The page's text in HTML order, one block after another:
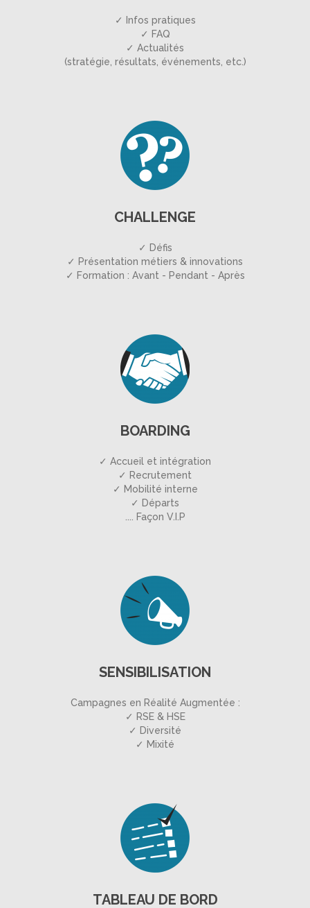
✓ Infos pratiques
✓ FAQ
✓ Actualités
(stratégie, résultats, événements, etc.)
CHALLENGE
✓ Défis
✓ Présentation métiers & innovations
✓ Formation : Avant - Pendant - Après
BOARDING
✓ Accueil et intégration
✓ Recrutement
✓ Mobilité interne
✓ Départs
.... Façon V.I.P
SENSIBILISATION
Campagnes en Réalité Augmentée :
✓ RSE & HSE
✓ Diversité
✓ Mixité
TABLEAU DE BORD